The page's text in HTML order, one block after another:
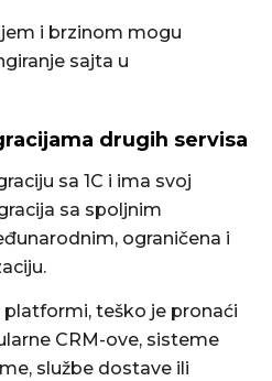
i brzinom mogu
sajta u
drugih servisa
sa 1C i ima svoj
sa spoljnim
ograničena i
teško je pronaći
CRM-ove, sisteme
službe dostave ili